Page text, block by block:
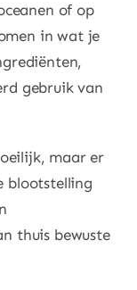
of op
in wat je
gebruik van
maar er
blootstelling
thuis bewuste